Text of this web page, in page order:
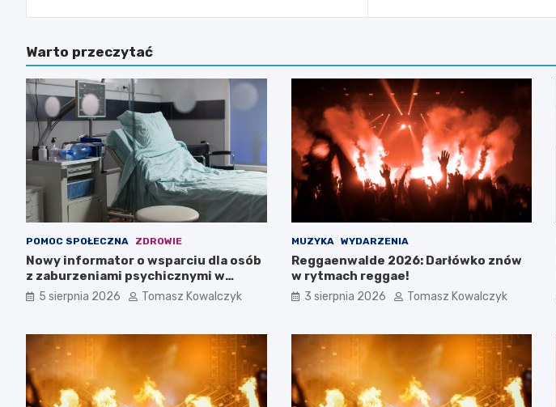
Warto przeczytać
POMOC SPOŁECZNA ZDROWIE
Nowy informator o wsparciu dla osób
z zaburzeniami psychicznymi w
Zachodniopomorskiem na 2026 rok
5 sierpnia 2026 Tomasz Kowalczyk
MUZYKA WYDARZENIA
Reggaenwalde 2026: Darłówko znów
w rytmach reggae!
3 sierpnia 2026 Tomasz Kowalczyk